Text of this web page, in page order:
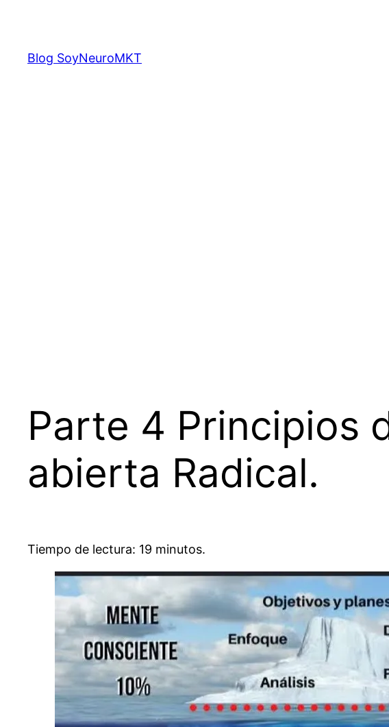
contenido
Blog SoyNeuroMKT
Parte 4 Principios
abierta Radical.
Tiempo de lectura: 19 minutos.